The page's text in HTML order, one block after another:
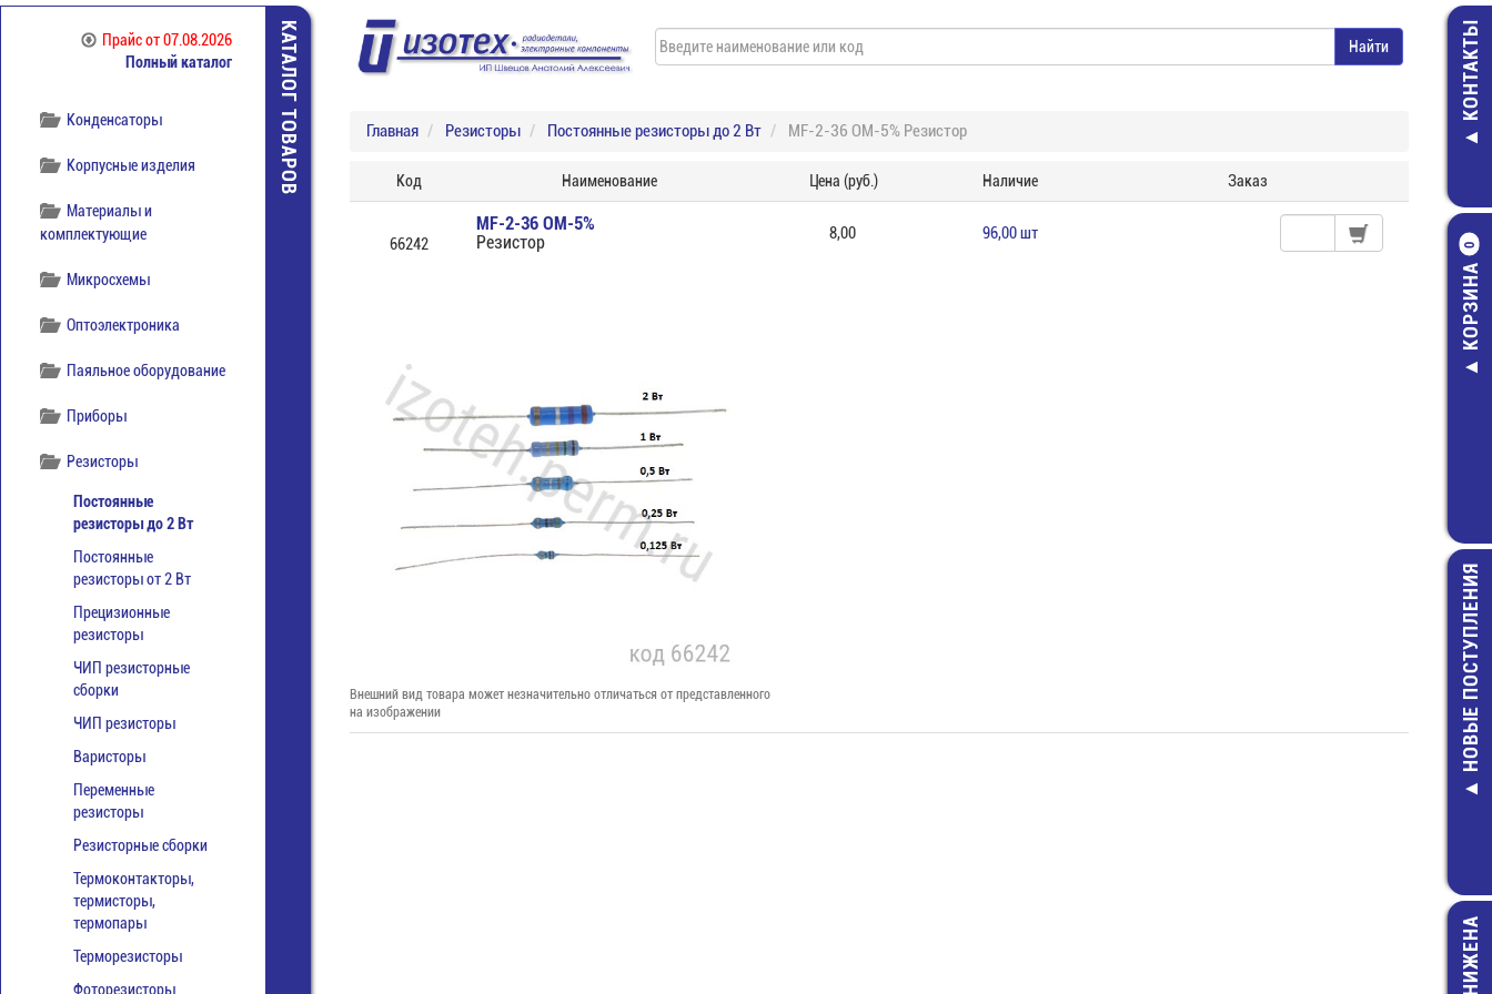
Прайсот 07.08.2026
Полный каталог
отечественная
Компоненты
Конденсаторы
Корпусные изделия
Материалы и
комплектующие
Микросхемы
Оптоэлектроника
Паяльное оборудование
Приборы
Резисторы
Постоянные
резисторы до 2 Вт
Постоянные
резисторы от 2 Вт
Прецизионные
резисторы
ЧИП резисторные
сборки
ЧИП резисторы
Варисторы
Переменные
резисторы
Резисторные сборки
Термоконтакторы,
термисторы,
термопары
Терморезисторы
Фоторезисторы
КАТАЛОГ ТОВАРОВ КОНТАКТЫ
КОРЗИНА
0
RC2010JK-
2010-3,9
ЧИП
НОВЫЕ ПОСТУПЛЕНИЯ
Главная Резисторы Постоянные резисторы до 2 Вт MF-2-36 ОМ-5% Резистор
Код Наименование Цена (руб.) Наличие Заказ
66242
MF-2-36 ОМ-5%
Резистор
8,00 96,00 шт
Внешний вид товара может незначительно отличаться от представленного
на изображении